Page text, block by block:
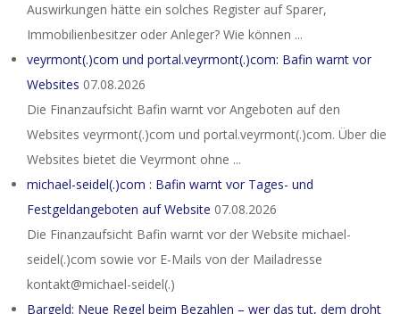
Auswirkungen hätte ein solches Register auf Sparer,
Immobilienbesitzer oder Anleger? Wie können ...
veyrmont(.)com und portal.veyrmont(.)com: Bafin warnt vor
Websites 07.08.2026
Die Finanzaufsicht Bafin warnt vor Angeboten auf den
Websites veyrmont(.)com und portal.veyrmont(.)com. Über die
Websites bietet die Veyrmont ohne ...
michael-seidel(.)com : Bafin warnt vor Tages- und
Festgeldangeboten auf Website 07.08.2026
Die Finanzaufsicht Bafin warnt vor der Website michael-
seidel(.)com sowie vor E-Mails von der Mailadresse
kontakt@michael-seidel(.)
Bargeld: Neue Regel beim Bezahlen – wer das tut, dem droht